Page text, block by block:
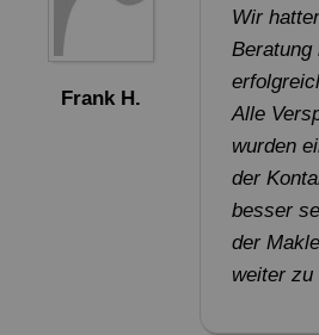
Frank H.
Wir
Beratung
Alle
wurden
der
besser
der
weiter zu